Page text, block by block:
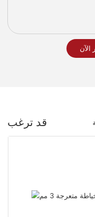
الآن
قد ترغب